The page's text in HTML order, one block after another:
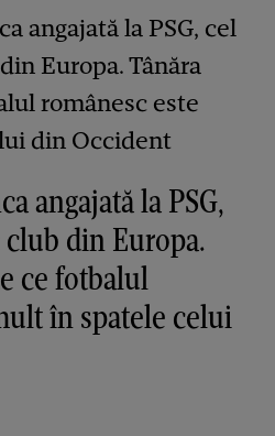
angajată la PSG,
din Europa.
ce fotbalul
în spatele celui